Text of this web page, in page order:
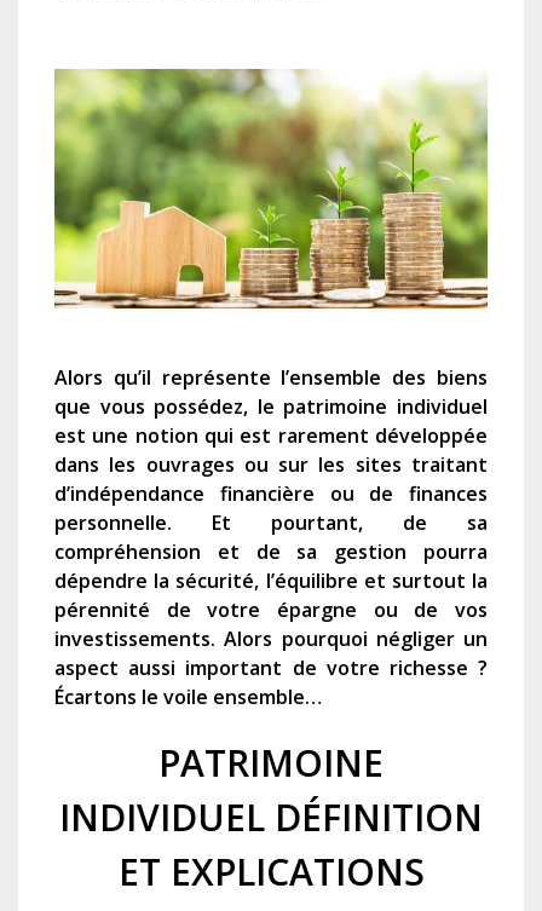
Alors qu’il représente l’ensemble des biens
que vous possédez, le patrimoine individuel
est une notion qui est rarement développée
dans les ouvrages ou sur les sites traitant
d’indépendance financière ou de finances
personnelle. Et pourtant, de sa
compréhension et de sa gestion pourra
dépendre la sécurité, l’équilibre et surtout la
pérennité de votre épargne ou de vos
investissements. Alors pourquoi négliger un
aspect aussi important de votre richesse ?
Écartons le voile ensemble…
PATRIMOINE
INDIVIDUEL DÉFINITION
ET EXPLICATIONS